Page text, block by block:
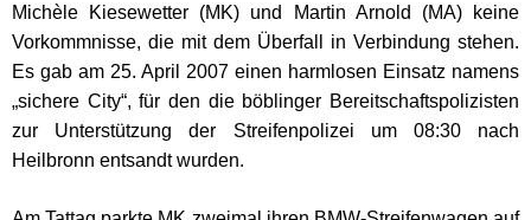
Michèle Kiesewetter (MK) und Martin Arnold (MA) keine
Vorkommnisse, die mit dem Überfall in Verbindung stehen.
Es gab am 25. April 2007 einen harmlosen Einsatz namens
„sichere City“, für den die böblinger Bereitschaftspolizisten
zur Unterstützung der Streifenpolizei um 08:30 nach
Heilbronn entsandt wurden.